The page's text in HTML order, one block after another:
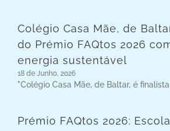
Colégio Casa Mãe, de
do Prémio FAQtos 2026
energia sustentável
18 de Junho, 2026
"Colégio Casa Mãe, de Baltar, é
Prémio FAQtos 2026: